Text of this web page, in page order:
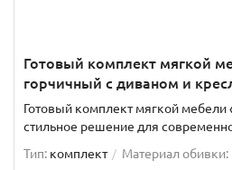
Готовый комплект мягкой
горчичный с диваном и
Готовый комплект мягкой
стильное решение для
Тип: комплект Материал обивки: